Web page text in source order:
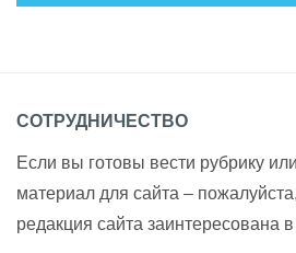
СОТРУДНИЧЕСТВО
Если вы готовы вести рубрику
материал для сайта – пожалуйста,
редакция сайта заинтересована